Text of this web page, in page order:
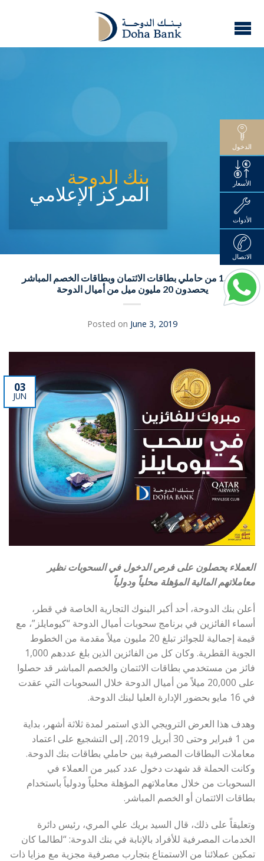
بنك الدوحة
المركز الإعلامي
1,000 من حاملي بطاقات الائتمان وبطاقات الخصم المباشر
يحصدون 20 مليون ميل من أميال الدوحة
Posted on June 3, 2019
03
JUN
العملاء يحصلون على فرص الدخول في السحوبات نظير
معاملاتهم المالية المؤهلة محلياً ودولياً
أعلن بنك الدوحة، أحد أكبر البنوك التجارية الخاصة في قطر،
أسماء الفائزين في برنامج سحوبات أميال الدوحة “كيومايلز”، مع
قيمة إجمالية للجوائز تبلغ 20 مليون ميلاً مقدمة من الخطوط
الجوية القطرية. وكان كل من الفائزين الذين بلغ عددهم 1,000
فائز من مستخدمي بطاقات الائتمان والخصم المباشر قد حصلوا
على 20,000 ميلاً من أميال الدوحة خلال السحوبات التي عقدت
في 16 مايو بحضور الإدارة العليا لبنك الدوحة.
وهدف هذا العرض الترويجي الذي استمر لمدة ثلاثة أشهر، بداية
من 1 فبراير وحتى 30 أبريل 2019، إلى التشجيع على اعتماد
معاملات البطاقات المصرفية بين حاملي بطاقات بنك الدوحة.
وكانت الحملة قد شهدت دخول عدد كبير من العملاء في
السحوبات من خلال معاملاتهم المؤهلة محلياً ودولياً باستخدام
بطاقات الائتمان أو الخصم المباشر.
وتعليقاً على ذلك، قال السيد بريك علي المري، رئيس دائرة
الخدمات المصرفية للأفراد بالإنابة في بنك الدوحة: “لطالما كان
تمكين عملائنا من الاستمتاع بتجارب مصرفية مجزية مع مزايا ذات
الدخول
الأسعار
الأدوات
الاتصال